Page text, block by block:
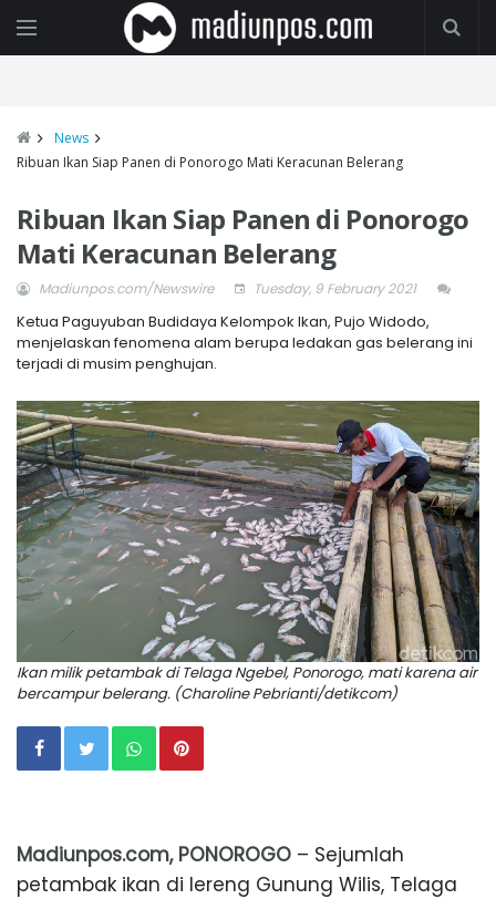
News
Ribuan Ikan Siap Panen di Ponorogo Mati Keracunan Belerang
Ribuan Ikan Siap Panen di Ponorogo
Mati Keracunan Belerang
Madiunpos.com/Newswire Tuesday, 9 February 2021
Ketua Paguyuban Budidaya Kelompok Ikan, Pujo Widodo,
menjelaskan fenomena alam berupa ledakan gas belerang ini
terjadi di musim penghujan.
Ikan milik petambak di Telaga Ngebel, Ponorogo, mati karena air
bercampur belerang. (Charoline Pebrianti/detikcom)
Madiunpos.com, PONOROGO – Sejumlah
petambak ikan di lereng Gunung Wilis, Telaga